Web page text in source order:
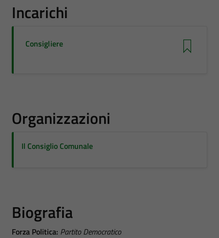
Incarichi
Consigliere
Organizzazioni
Il Consiglio Comunale
Biografia
Forza Politica: Partito Democratico